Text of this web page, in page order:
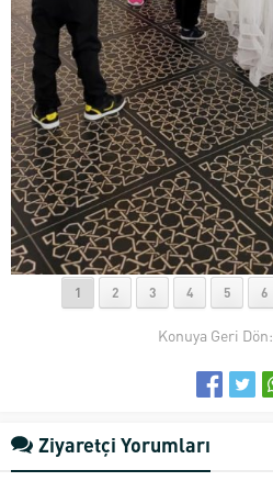
1 2 3 4 5 6
Konuya Geri Dön:
Ziyaretçi Yorumları